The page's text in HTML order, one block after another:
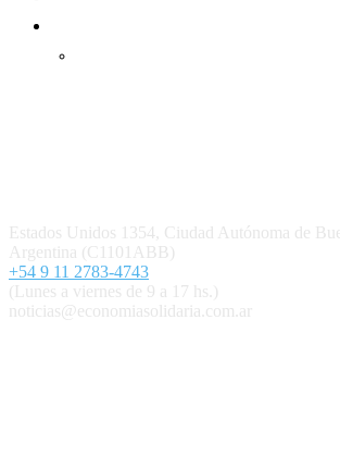
Estados Unidos 1354, Ciudad Autónoma de
Argentina (C1101ABB)
+54 9 11 2783-4743
(Lunes a viernes de 9 a 17 hs.)
noticias@economiasolidaria.com.ar